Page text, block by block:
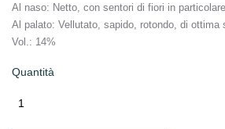
Al naso: Netto, con sentori di fiori in
Al palato: Vellutato, sapido, rotondo, di ottima
Vol.: 14%
Quantità